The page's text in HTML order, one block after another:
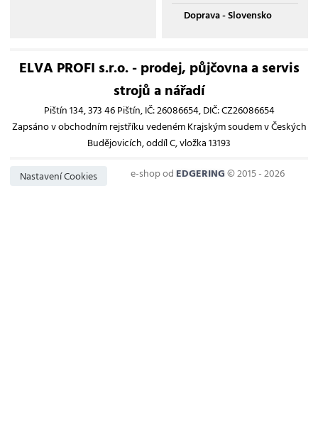
Doprava - Slovensko
ELVA PROFI s.r.o. - prodej, půjčovna a servis
strojů a nářadí
Pištín 134, 373 46 Pištín, IČ: 26086654, DIČ: CZ26086654
Zapsáno v obchodním rejstříku vedeném Krajským soudem v Českých
Budějovicích, oddíl C, vložka 13193
Nastavení Cookies e-shop odEDGERING© 2015 - 2026